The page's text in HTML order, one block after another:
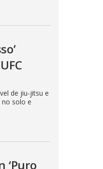
de jiu-jitsu e
solo e
‘Puro